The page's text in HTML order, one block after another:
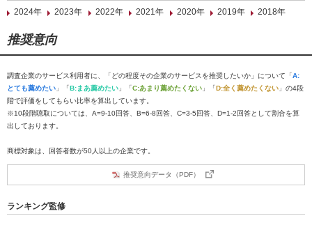
2024年
2023年 2022年 2021年 2020年 2019年 2018年
推奨意向
調査企業のサービス利用者に、「どの程度その企業のサービスを推奨したいか」について「A:
とても薦めたい 」「B:まあ薦めたい 」「C:あまり薦めたくない 」「D:全く薦めたくない 」の4段
階で評価をしてもらい比率を算出しています。
※10段階聴取については、A=9-10回答、B=6-8回答、C=3-5回答、D=1-2回答として割合を算
出しております。
商標対象は、回答者数が50人以上の企業です。
推奨意向データ（PDF）
ランキング監修